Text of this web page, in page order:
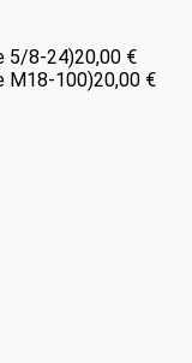
5/8-24)20,00 €
M18-100)20,00 €